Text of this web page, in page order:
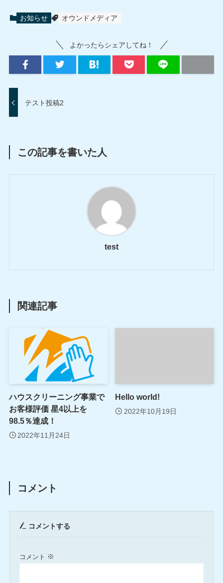
お知らせ オウンドメディア
よかったらシェアしてね！
テスト投稿2
この記事を書いた人
test
関連記事
ハウスクリーニング事業で
お客様評価 星4以上を
98.5％達成！
2022年11月24日
Hello world!
2022年10月19日
コメント
コメントする
コメント ※